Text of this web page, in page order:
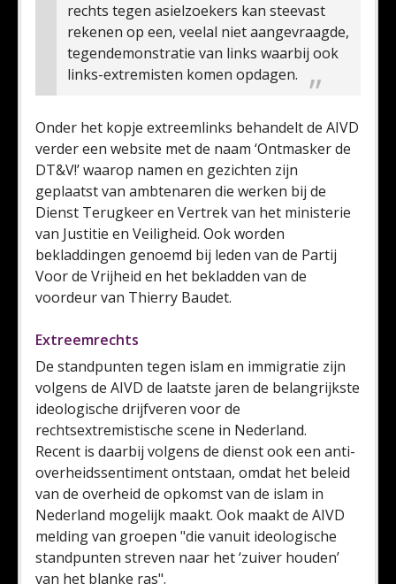
rechts tegen asielzoekers kan steevast
rekenen op een, veelal niet aangevraagde,
tegendemonstratie van links waarbij ook
links-extremisten komen opdagen.
Onder het kopje extreemlinks behandelt de AIVD
verder een website met de naam ‘Ontmasker de
DT&V!’ waarop namen en gezichten zijn
geplaatst van ambtenaren die werken bij de
Dienst Terugkeer en Vertrek van het ministerie
van Justitie en Veiligheid. Ook worden
bekladdingen genoemd bij leden van de Partij
Voor de Vrijheid en het bekladden van de
voordeur van Thierry Baudet.
Extreemrechts
De standpunten tegen islam en immigratie zijn
volgens de AIVD de laatste jaren de belangrijkste
ideologische drijfveren voor de
rechtsextremistische scene in Nederland.
Recent is daarbij volgens de dienst ook een anti-
overheidssentiment ontstaan, omdat het beleid
van de overheid de opkomst van de islam in
Nederland mogelijk maakt. Ook maakt de AIVD
melding van groepen "die vanuit ideologische
standpunten streven naar het ‘zuiver houden’
van het blanke ras".